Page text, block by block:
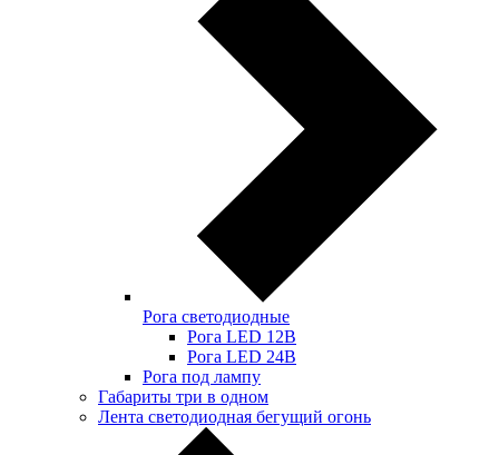
Рога светодиодные
Рога LED 12В
Рога LED 24В
Рога под лампу
Габариты три в одном
Лента светодиодная бегущий огонь